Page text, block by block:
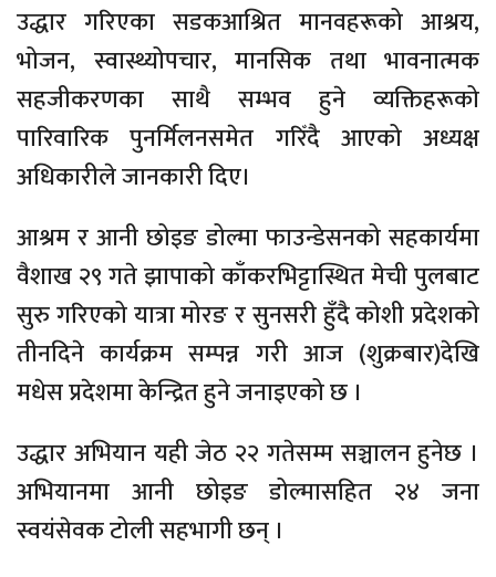
उद्धार गरिएका सडकआश्रित मानवहरूको आश्रय,
भोजन, स्वास्थ्योपचार, मानसिक तथा भावनात्मक
सहजीकरणका साथै सम्भव हुने व्यक्तिहरूको
पारिवारिक पुनर्मिलनसमेत गरिँदै आएको अध्यक्ष
अधिकारीले जानकारी दिए।
आश्रम र आनी छोइङ डोल्मा फाउन्डेसनको सहकार्यमा
वैशाख २९ गते झापाको काँकरभिट्टास्थित मेची पुलबाट
सुरु गरिएको यात्रा मोरङ र सुनसरी हुँदै कोशी प्रदेशको
तीनदिने कार्यक्रम सम्पन्न गरी आज (शुक्रबार)देखि
मधेस प्रदेशमा केन्द्रित हुने जनाइएको छ ।
उद्धार अभियान यही जेठ २२ गतेसम्म सञ्चालन हुनेछ ।
अभियानमा आनी छोइङ डोल्मासहित २४ जना
स्वयंसेवक टोली सहभागी छन् ।